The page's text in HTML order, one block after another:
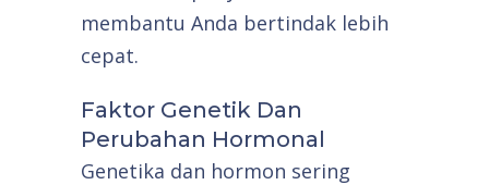
membantu Anda bertindak lebih
cepat.
Faktor Genetik Dan
Perubahan Hormonal
Genetika dan hormon sering